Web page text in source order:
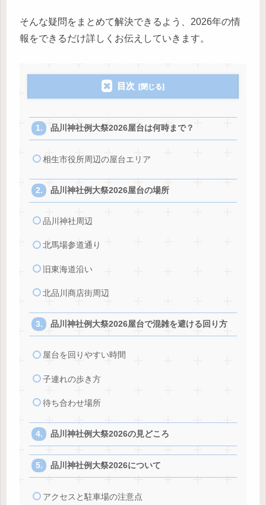
そんな疑問をまとめて解決できるよう、2026年の情
報をできるだけ詳しくお伝えしていきます。
目次
品川神社例大祭2026屋台は何時まで？
相生市役所周辺の屋台エリア
品川神社例大祭2026屋台の場所
品川神社周辺
北馬場参道通り
旧東海道沿い
北品川商店街周辺
品川神社例大祭2026屋台で混雑を避ける回り方
屋台を回りやすい時間
子連れの歩き方
待ち合わせ場所
品川神社例大祭2026の見どころ
品川神社例大祭2026について
アクセスと駐車場の注意点